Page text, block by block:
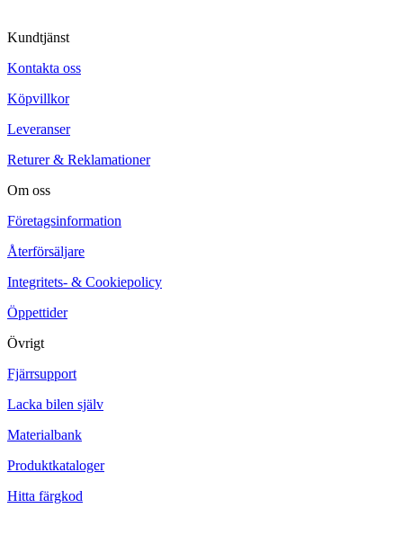
Kundtjänst
Kontakta oss
Köpvillkor
Leveranser
Returer & Reklamationer
Om oss
Företagsinformation
Återförsäljare
Integritets- & Cookiepolicy
Öppettider
Övrigt
Fjärrsupport
Lacka bilen själv
Materialbank
Produktkataloger
Hitta färgkod